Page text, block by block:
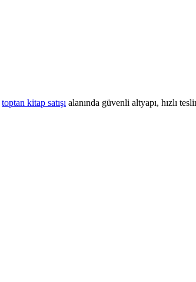
toptan kitap satışı alanında güvenli altyapı, hızlı